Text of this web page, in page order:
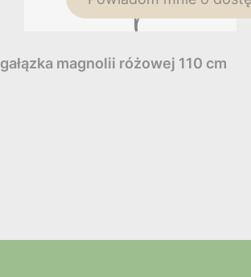
Mr Plant - gałązka magnolii różowej 110 cm